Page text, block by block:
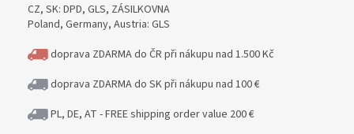
CZ, SK: DPD, GLS, ZÁSILKOVNA
Poland, Germany, Austria: GLS
doprava ZDARMA do ČR při nákupu nad 1.500 Kč
doprava ZDARMA do SK při nákupu nad 100 €
PL, DE, AT - FREE shipping order value 200 €